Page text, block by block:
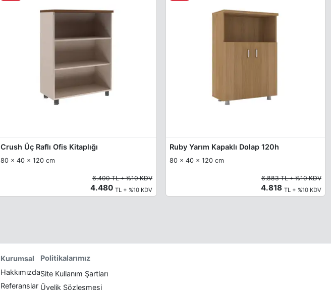
Crush Üç Raflı Ofis Kitaplığı
80 x 40 x 120 cm
6.400 TL + %10 KDV
4.480TL + %10 KDV
Ruby Yarım Kapaklı Dolap 120h
80 x 40 x 120 cm
6.883 TL + %10 KDV
4.818 TL + %10 KDV
Kurumsal
Hakkımızda
Referanslar
Politikalarımız
Site Kullanım Şartları
Üyelik Sözleşmesi